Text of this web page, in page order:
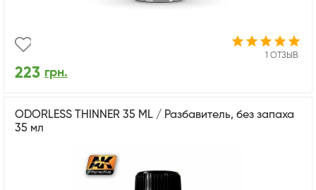
1 ОТЗЫВ
223 грн.
ODORLESS THINNER 35 ML / Разбавитель, без запаха
35 мл